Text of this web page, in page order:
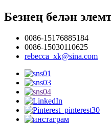
Безнең белән
0086-15176885184
0086-15030110625
rebecca_xk@sina.com